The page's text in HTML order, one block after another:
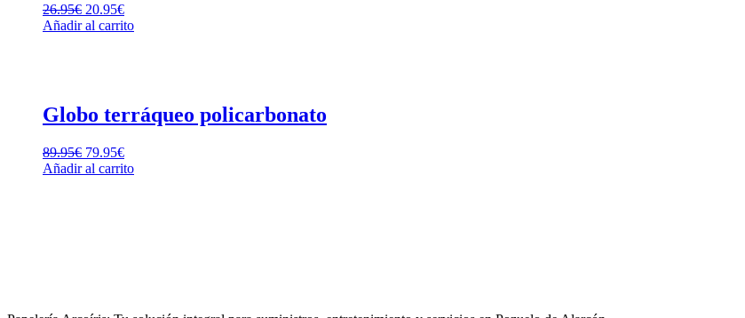
26.95€ 20.95€
Añadir al carrito
Globo terráqueo policarbonato
89.95€ 79.95€
Añadir al carrito